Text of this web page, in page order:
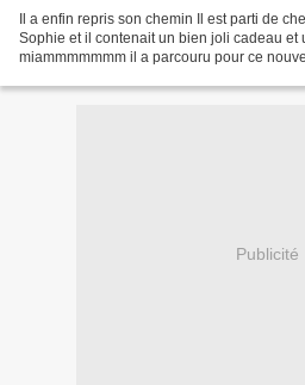
Il a enfin repris son chemin Il est parti de
Sophie et il contenait un bien joli cadeau et
miammmmmmm il a parcouru pour ce
Publicité